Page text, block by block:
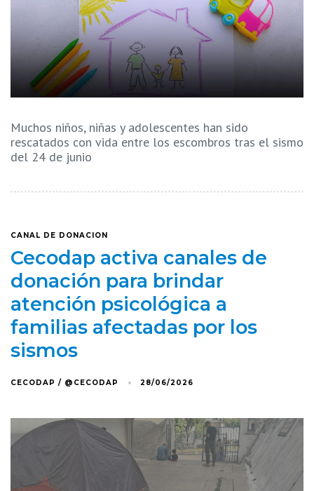
Muchos niños, niñas y adolescentes han sido
rescatados con vida entre los escombros tras el sismo
del 24 de junio
CANAL DE DONACION
Cecodap activa canales de
donación para brindar
atención psicológica a
familias afectadas por los
sismos
CECODAP / @CECODAP 28/06/2026